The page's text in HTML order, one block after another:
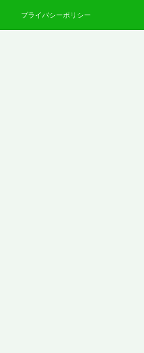
プライバシーポリシー